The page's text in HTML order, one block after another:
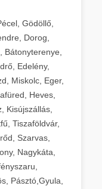
Gödöllő,
Dorog,
Bátonyterenye,
Edelény,
Miskolc, Eger,
Heves,
Kisújszállás,
Tiszaföldvár,
Szarvas,
Nagykáta,
Pásztó,Gyula,